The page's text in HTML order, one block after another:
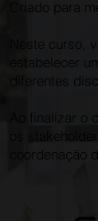
Criado para
Neste curso,
estabelecer
diferentes
Ao finalizar
os
coordenação